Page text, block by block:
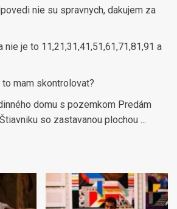
nie su spravnych, dakujem za
nie je to 11,21,31,41,51,61,71,81,91 a
mam skontrolovat?
domu s pozemkom Predám
so zastavanou plochou ...